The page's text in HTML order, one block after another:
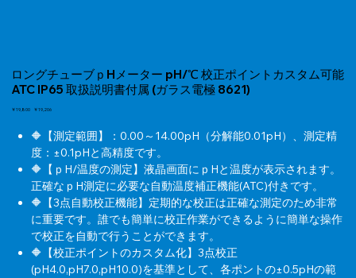
ロングチューブｐHメーター pH/℃ 校正ポイントカスタム可能
ATC IP65 取扱説明書付属 (ガラス電極 8621)
元
￥19,800
セ
ル
格
￥19,206
🔶【測定範囲】：0.00～14.00pH（分解能0.01pH）、測定精
度：±0.1pHと高精度です。
🔶【ｐH/温度の測定】液晶画面にｐHと温度が表示されます。
正確なｐH測定に必要な自動温度補正機能(ATC)付きです。
🔶【3点自動校正機能】定期的な校正は正確な測定のため非常
に重要です。誰でも簡単に校正作業ができるように簡単な操作
で校正を自動で行うことができます。
🔶【校正ポイントのカスタム化】3点校正
(pH4.0,pH7.0,pH10.0)を基準として、各ポントの±0.5pHの範